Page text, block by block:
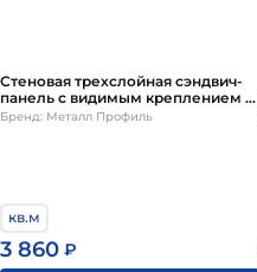
Стеновая трехслойная сэндвич-
панель с видимым креплением Z-
Lock
Бренд: Металл Профиль
кв.м
3 860 ₽